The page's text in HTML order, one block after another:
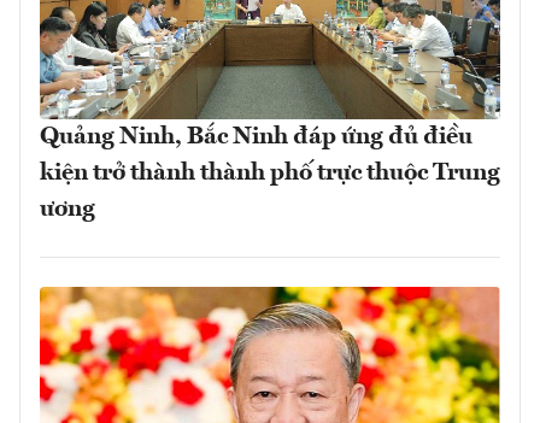
Quảng Ninh, Bắc Ninh đáp ứng đủ điều
kiện trở thành thành phố trực thuộc Trung
ương